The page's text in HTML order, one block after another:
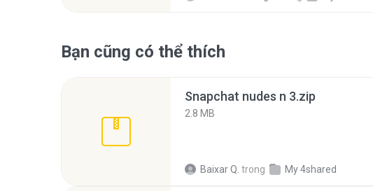
Bạn cũng có thể thích
Snapchat nudes n 3.zip
2.8 MB
Baixar Q. trong My 4shared